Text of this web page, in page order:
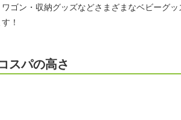
ゴン・収納グッズなどさまざまなベビーグ
！
スパの高さ